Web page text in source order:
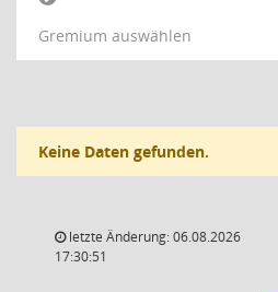
Gremium auswählen
Keine Daten gefunden.
letzte Änderung: 06.08.2026
17:30:51